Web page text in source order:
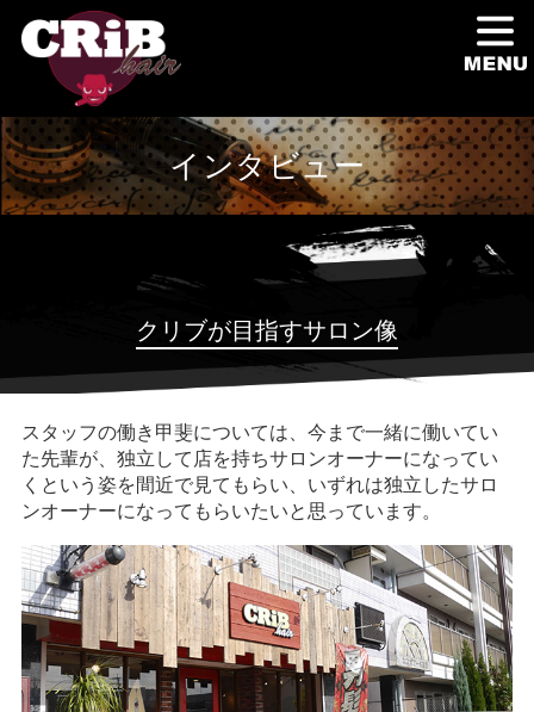
インタビュー
クリブが目指すサロン像
スタッフの働き甲斐については、今まで一緒に働いてい
た先輩が、独立して店を持ちサロンオーナーになってい
くという姿を間近で見てもらい、いずれは独立したサロ
ンオーナーになってもらいたいと思っています。